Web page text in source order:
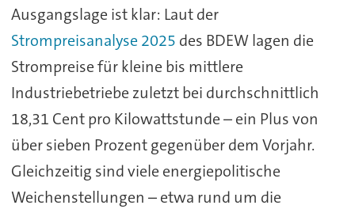
Ausgangslage ist klar: Laut der
Strompreisanalyse 2025 des BDEW lagen die
Strompreise für kleine bis mittlere
Industriebetriebe zuletzt bei durchschnittlich
18,31 Cent pro Kilowattstunde – ein Plus von
über sieben Prozent gegenüber dem Vorjahr.
Gleichzeitig sind viele energiepolitische
Weichenstellungen – etwa rund um die